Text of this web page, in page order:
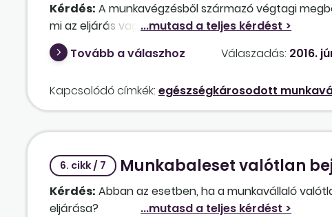
Kérdés: A munkavégzésből származó végtagi
mi az eljárás vagy elbírálás?
Tovább a válaszhoz
Válaszadás: 2016.
Kapcsolódó címkék: egészségkárosodott
6. cikk / 7 Munkabaleset valótlan
Kérdés: Abban az esetben, ha a munkavállaló
eljárása?